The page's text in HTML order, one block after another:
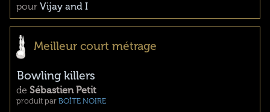
pour Vijay and I
Meilleur court métrage
Bowling killers
de Sébastien Petit
produit par BOÎTE NOIRE